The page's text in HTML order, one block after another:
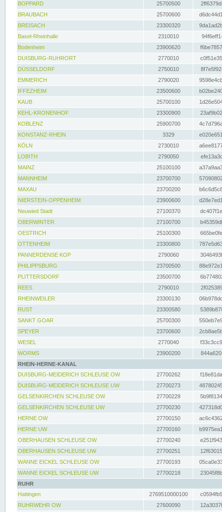
BOPPARD
25700500
BRAUBACH
25700600
BREISACH
23300320
Basel-Rheinhalle
2310010
Bodenheim
23900620
DUISBURG-RUHRORT
2770010
DÜSSELDORF
2750010
EMMERICH
2790020
IFFEZHEIM
23500600
KAUB
25700100
KEHL-KRONENHOF
23300900
KOBLENZ
25900700
KONSTANZ-RHEIN
3329
KÖLN
2730010
LOBITH
2790050
MAINZ
25100100
MANNHEIM
23700700
MAXAU
23700200
NIERSTEIN-OPPENHEIM
23900600
Neuwied Stadt
27100370
OBERWINTER
27100700
OESTRICH
25100300
OTTENHEIM
23300800
PANNERDENSE KOP
2790060
PHILIPPSBURG
23700500
PLITTERSDORF
23500700
REES
2790010
RHEINWEILER
23300130
RUST
23300580
SANKT GOAR
25700300
SPEYER
23700600
WESEL
2770040
WORMS
23900200
RHEIN-HERNE-KANAL
DUISBURG-MEIDERICH SCHLEUSE OW
27700262
DUISBURG-MEIDERICH SCHLEUSE UW
27700273
GELSENKIRCHEN SCHLEUSE OW
27700229
GELSENKIRCHEN SCHLEUSE UW
27700230
HERNE OW
27700150
HERNE UW
27700160
OBERHAUSEN SCHLEUSE OW
27700240
OBERHAUSEN SCHLEUSE UW
27700251
WANNE EICKEL SCHLEUSE OW
27700193
WANNE EICKEL SCHLEUSE UW
27700218
RUHR
Hattingen
2769510000100
RUHRWEHR OW
27600090